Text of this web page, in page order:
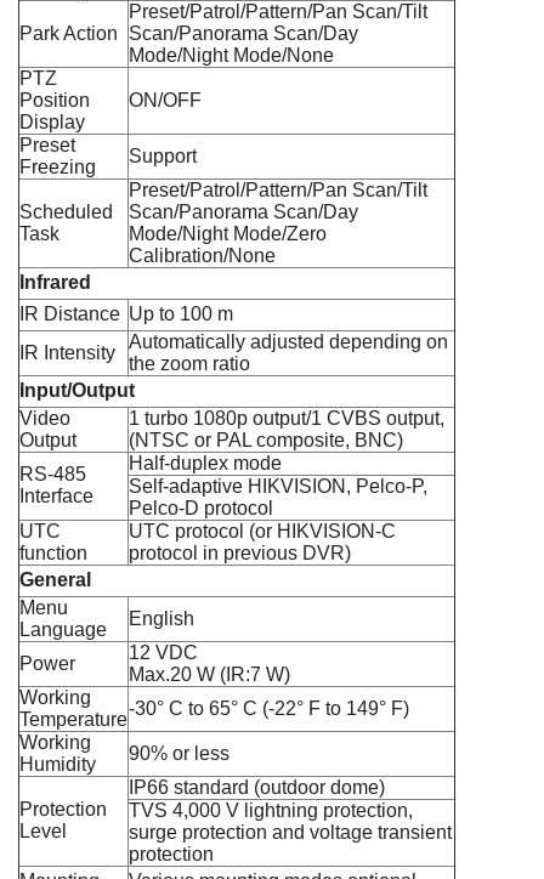
Park Action
Preset/Patrol/Pattern/Pan Scan/Tilt
Scan/Panorama Scan/Day
Mode/Night Mode/None
PTZ
Position
Display
ON/OFF
Preset
Freezing
Support
Scheduled
Task
Preset/Patrol/Pattern/Pan Scan/Tilt
Scan/Panorama Scan/Day
Mode/Night Mode/Zero
Calibration/None
Infrared
IR Distance Up to 100 m
IR Intensity
Automatically adjusted depending on
the zoom ratio
Input/Output
Video
Output
1 turbo 1080p output/1 CVBS output,
(NTSC or PAL composite, BNC)
RS-485
Interface
Half-duplex mode
Self-adaptive HIKVISION, Pelco-P,
Pelco-D protocol
UTC
function
UTC protocol (or HIKVISION-C
protocol in previous DVR)
General
Menu
Language
English
Power
12 VDC
Max.20 W (IR:7 W)
Working
Temperature
-30° C to 65° C (-22° F to 149° F)
Working
Humidity
90% or less
Protection
Level
IP66 standard (outdoor dome)
TVS 4,000 V lightning protection,
surge protection and voltage transient
protection